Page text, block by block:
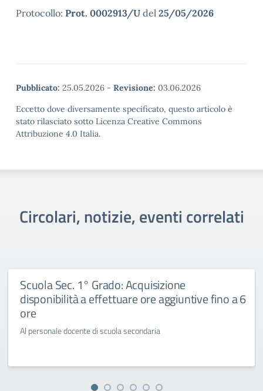
Protocollo: Prot. 0002913/U del 25/05/2026
Pubblicato: 25.05.2026 - Revisione: 03.06.2026
Eccetto dove diversamente specificato, questo articolo è
stato rilasciato sotto Licenza Creative Commons
Attribuzione 4.0 Italia.
Circolari, notizie, eventi correlati
Scuola Sec. 1° Grado: Acquisizione
disponibilità a effettuare ore aggiuntive fino a 6
ore
Al personale docente di scuola secondaria